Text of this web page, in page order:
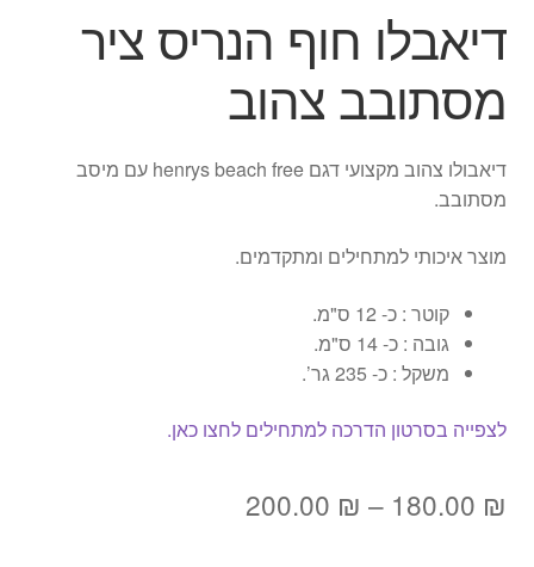
דיאבלו חוף הנריס ציר
מסתובב צהוב
דיאבולו צהוב מקצועי דגם henrys beach free עם מיסב
מסתובב.
מוצר איכותי למתחילים ומתקדמים.
קוטר : כ- 12 ס"מ.
גובה : כ- 14 ס"מ.
משקל : כ- 235 גר’.
לצפייה בסרטון הדרכה למתחילים לחצו כאן.
180.00 ₪
–
200.00 ₪
טווח